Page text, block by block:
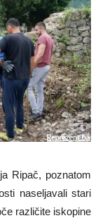
Ripač, poznatom
naseljavali stari
različite iskopine